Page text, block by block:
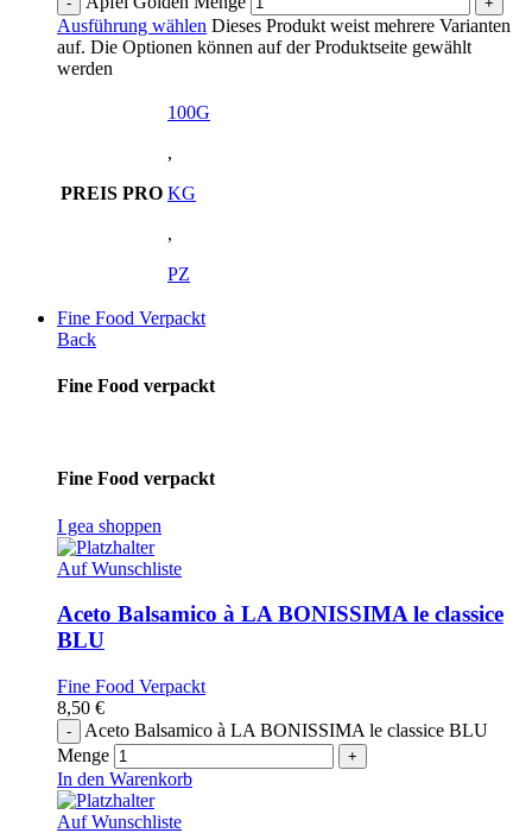
Ausführung wählen Dieses Produkt weist mehrere Varianten
auf. Die Optionen können auf der Produktseite gewählt
werden
PREIS PRO
100G
,
KG
,
PZ
Fine Food Verpackt
Back
Fine Food verpackt
Fine Food verpackt
I gea shoppen
Auf Wunschliste
Aceto Balsamico à LA BONISSIMA le classice
BLU
Fine Food Verpackt
8,50 €
Aceto Balsamico à LA BONISSIMA le classice BLU
Menge
In den Warenkorb
Auf Wunschliste